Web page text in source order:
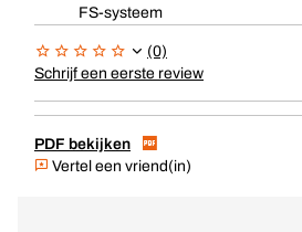
FS-systeem
(0)
Schrijf een eerste review
PDF bekijken
Vertel een vriend(in)